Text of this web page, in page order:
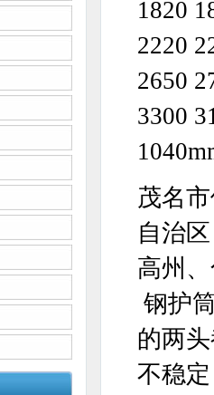
1820
2220
2650
3300
茂名
自治
高州
钢护
的两
不稳